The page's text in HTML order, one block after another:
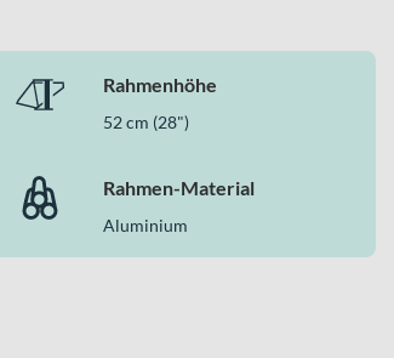
Rahmenhöhe
52 cm (28")
Rahmen-Material
Aluminium